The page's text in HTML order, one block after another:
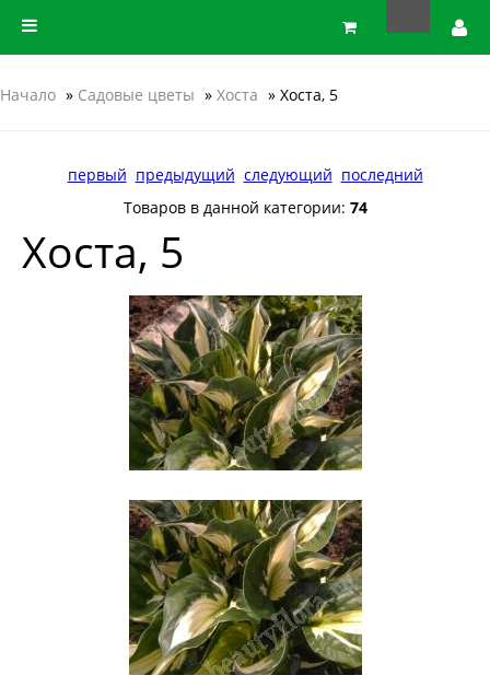
Начало » Садовые цветы » Хоста » Хоста, 5
первый предыдущий следующий последний
Товаров в данной категории: 74
Хоста, 5